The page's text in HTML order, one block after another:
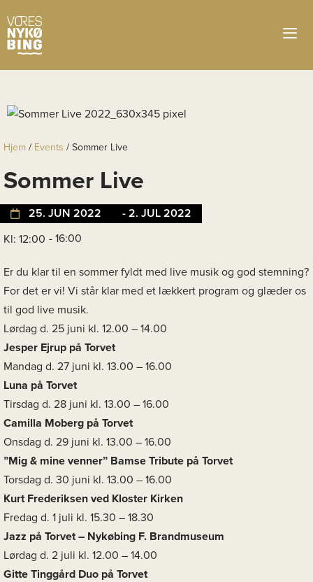
Hjem / Events / Sommer Live
Sommer Live
25. JUN 2022
- 2. JUL 2022
Kl: 12:00 - 16:00
Er du klar til en sommer fyldt med live musik og god stemning?
For det er vi! Vi står klar med et lækkert program og glæder os
til god live musik.
Lørdag d. 25 juni kl. 12.00 – 14.00
Jesper Ejrup på Torvet
Mandag d. 27 juni kl. 13.00 – 16.00
Luna på Torvet
Tirsdag d. 28 juni kl. 13.00 – 16.00
Camilla Moberg på Torvet
Onsdag d. 29 juni kl. 13.00 – 16.00
”Mig & mine venner” Bamse Tribute på Torvet
Torsdag d. 30 juni kl. 13.00 – 16.00
Kurt Frederiksen ved Kloster Kirken
Fredag d. 1 juli kl. 15.30 – 18.30
Jazz på Torvet – Nykøbing F. Brandmuseum
Lørdag d. 2 juli kl. 12.00 – 14.00
Gitte Tinggård Duo på Torvet